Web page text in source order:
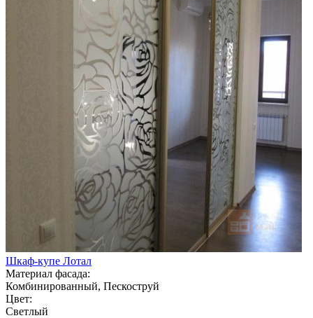
Шкаф-купе Лотал
Материал фасада:
Комбинированный, Пескоструй
Цвет:
Светлый